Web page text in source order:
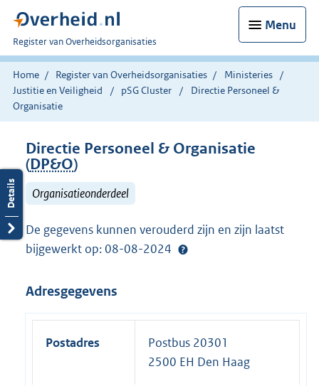
Menu
U
bent
nu
hier:
Register van Overheidsorganisaties
Home Register van Overheidsorganisaties
Ministeries
Justitie en Veiligheid
pSG Cluster
Directie Personeel &
Organisatie
Directie Personeel & Organisatie
(DP&O)
Organisatieonderdeel
De gegevens kunnen verouderd zijn en zijn laatst
bijgewerkt op: 08-08-2024
Adresgegevens
Postadres
Postbus 20301
2500 EH Den Haag